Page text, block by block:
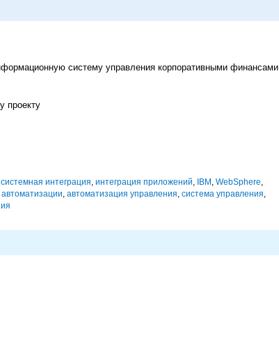
систему управления корпоративными финансами
проекту
системная интеграция, интеграция приложений, IBM , WebSphere,
, автоматизация управления, система управления,